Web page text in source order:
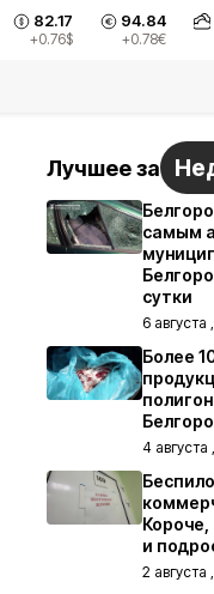
82.17
+0.76$
94.84
+0.78€
Лучшее за
самым
сутки
6 августа
Более
4 августа
и
2 августа ,